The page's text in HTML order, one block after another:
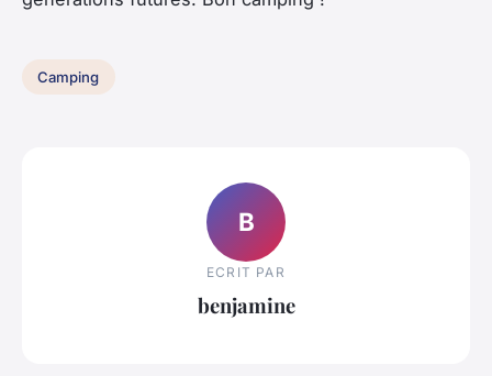
Camping
B
ECRIT PAR
benjamine